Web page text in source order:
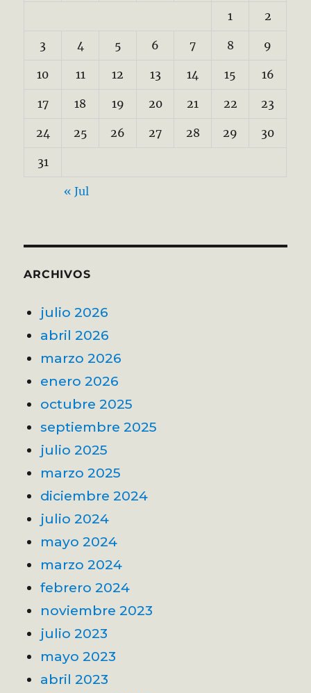
1 2
3 4 5 6 7 8 9
10 11 12 13 14 15 16
17 18 19 20 21 22 23
24 25 26 27 28 29 30
31
« Jul
ARCHIVOS
julio 2026
abril 2026
marzo 2026
enero 2026
octubre 2025
septiembre 2025
julio 2025
marzo 2025
diciembre 2024
julio 2024
mayo 2024
marzo 2024
febrero 2024
noviembre 2023
julio 2023
mayo 2023
abril 2023